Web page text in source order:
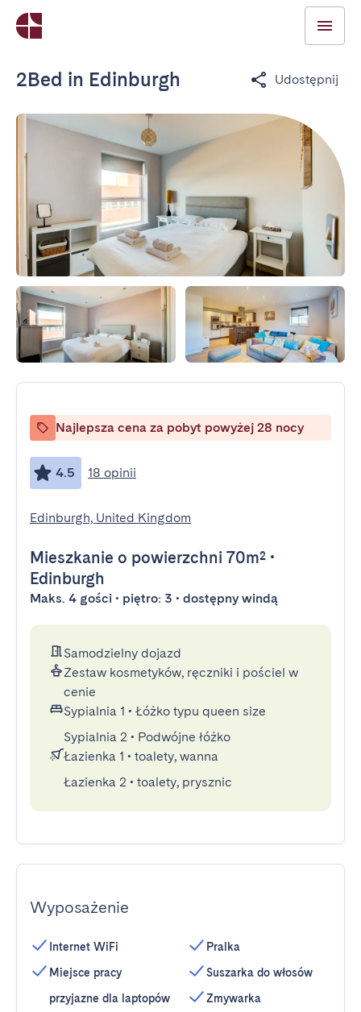
2Bed in Edinburgh Udostępnij
Najlepsza cena za pobyt powyżej 28 nocy
4.5 18 opinii
Edinburgh, United Kingdom
Mieszkanie o powierzchni 70m² •
Edinburgh
Maks. 4 gości • piętro: 3 • dostępny windą
Samodzielny dojazd
Zestaw kosmetyków, ręczniki i pościel w
cenie
Sypialnia 1 • Łóżko typu queen size
Sypialnia 2 • Podwójne łóżko
Łazienka 1 • toalety, wanna
Łazienka 2 • toalety, prysznic
Wyposażenie
Internet WiFi
Miejsce pracy
przyjazne dla laptopów
Pralka
Suszarka do włosów
Zmywarka